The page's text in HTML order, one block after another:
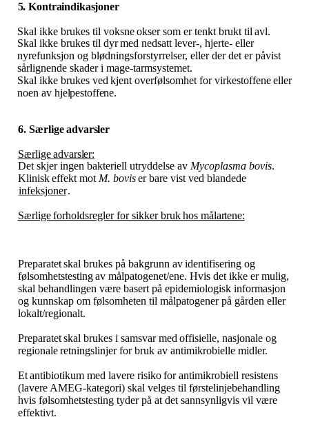
5.Kontraindikasjoner
Skal ikke brukes til voksne okser som er tenkt brukt til avl.
Skal ikke brukes til dyr med nedsatt lever-, hjerte- eller
nyrefunksjon og blødningsforstyrrelser, eller der det er påvist
sårlignende skader i mage-tarmsystemet.
Skal ikke brukes ved kjent overfølsomhet for virkestoffene eller
noen av hjelpestoffene.
6. Særlige advarsler
Særlige advarsler:
Det skjer ingen bakteriell utryddelse av Mycoplasma bovis.
Klinisk effekt mot M. bovis er bare vist ved blandede
infeksjoner.
Særlige forholdsregler for sikker bruk hos målartene:
Preparatet skal brukes på bakgrunn av identifisering og
følsomhetstesting av målpatogenet​/​ene. Hvis det ikke er mulig,
skal behandlingen være basert på epidemiologisk informasjon
og kunnskap om følsomheten til målpatogener på gården eller
lokalt​/​regionalt.
Preparatet skal brukes i samsvar med offisielle, nasjonale og
regionale retningslinjer for bruk av antimikrobielle midler.
Et antibiotikum med lavere risiko for antimikrobiell resistens
(lavere AMEG-kategori) skal velges til førstelinjebehandling
hvis følsomhetstesting tyder på at det sannsynligvis vil være
effektivt.